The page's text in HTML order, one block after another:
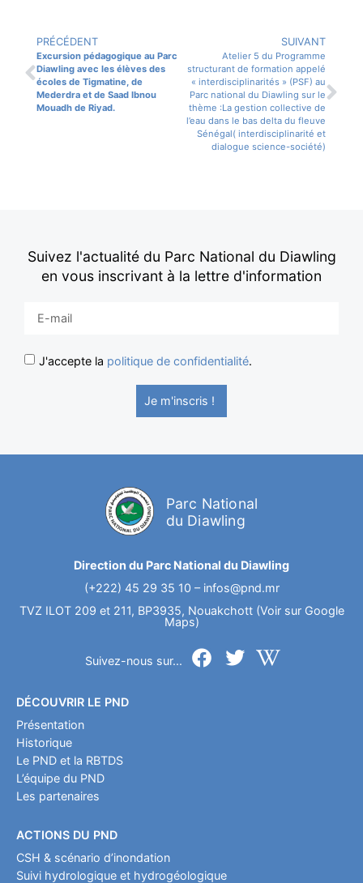
PRÉCÉDENT
Excursion pédagogique au Parc
Diawling avec les élèves des
écoles de Tigmatine, de
Mederdra et de Saad Ibnou
Mouadh de Riyad.
SUIVANT
Atelier 5 du Programme
structurant de formation appelé
« interdisciplinarités » (PSF) au
Parc national du Diawling sur le
thème :La gestion collective de
l’eau dans le bas delta du fleuve
Sénégal( interdisciplinarité et
dialogue science-société)
Suivez l'actualité du Parc National du Diawling
en vous inscrivant à la lettre d'information
J'accepte la politique de confidentialité
Je m'inscris !
Parc National
du Diawling
Direction du Parc National du Diawling
(+222) 45 29 35 10 – infos@pnd.mr
TVZ ILOT 209 et 211, BP3935, Nouakchott (Voir sur Google
Maps)
Suivez-nous sur...
DÉCOUVRIR LE PND
Présentation
Historique
Le PND et la RBTDS
L’équipe du PND
Les partenaires
ACTIONS DU PND
CSH & scénario d’inondation
Suivi hydrologique et hydrogéologique